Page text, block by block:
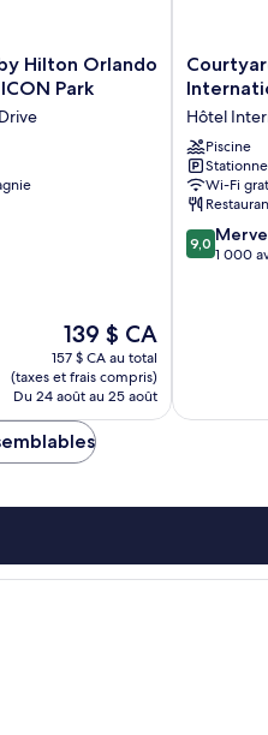
Hilton Orlando
Park
Le
prix
est
de
139 $ CA
139 $ CA
157 $ CA au total
(taxes et frais compris)
Du 24 août au 25 août
Courtyard
by
Orlando
International
Dr
/
Conv
Cntr
Hôtel
Hôtel
Piscine
Wi-Fi
9.0
sur
9,0
1 000